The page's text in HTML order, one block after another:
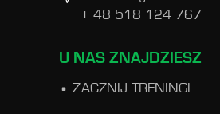
+ 48 518 124 767
U NAS ZNAJDZIESZ
ZACZNIJ TRENINGI